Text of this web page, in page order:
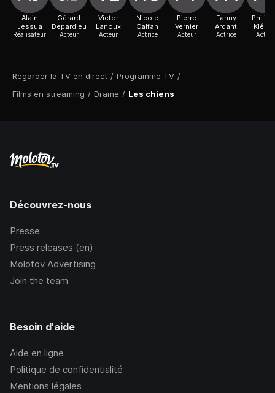
Regarder la TV en direct / Programme TV /
Films en streaming / Drame / Les chiens
Alain
Jessua
Réalisateur
Gérard
Depardieu
Acteur
Victor
Lanoux
Acteur
Nicole
Calfan
Actrice
Pierre
Vernier
Acteur
Fanny
Ardant
Actrice Acteur
Découvrez-nous
Presse
Press releases (en)
Molotov Advertising
Join the team
Besoin d'aide
Aide en ligne
Politique de confidentialité
Mentions légales